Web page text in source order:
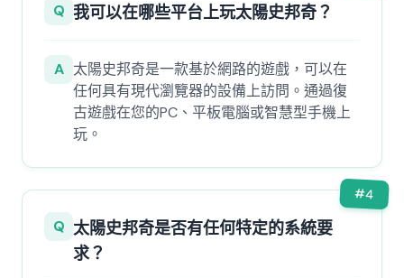
Q 我可以在哪些平台上玩太陽史邦奇？
A 太陽史邦奇是一款基於網路的遊戲，可以在
任何具有現代瀏覽器的設備上訪問。通過復
古遊戲在您的PC、平板電腦或智慧型手機上
玩。
#4
Q 太陽史邦奇是否有任何特定的系統要
求？